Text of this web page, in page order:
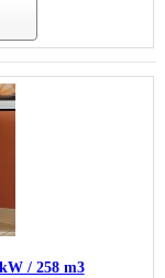
/ 258 m3